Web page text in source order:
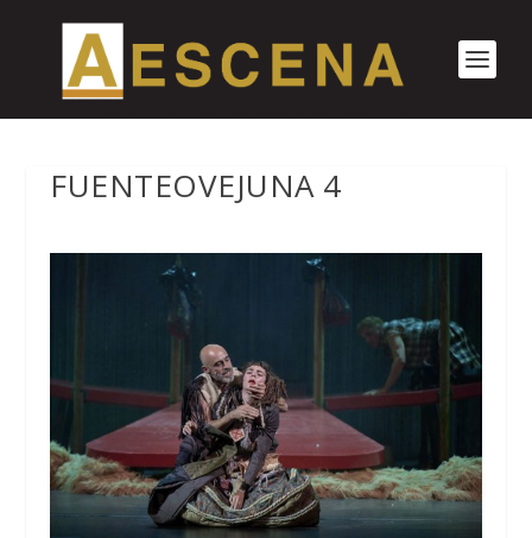
FUENTEOVEJUNA 4